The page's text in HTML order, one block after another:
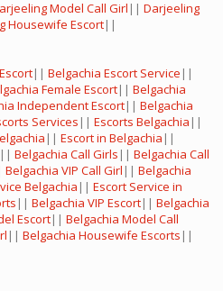
Model Call Girl || Darjeeling
Housewife Escort||
|| Belgachia Escort Service ||
Female Escort|| Belgachia
Independent Escort|| Belgachia
Services || Escorts Belgachia ||
|| Escort in Belgachia ||
|| Belgachia Call Girls || Belgachia Call
Belgachia VIP Call Girl || Belgachia
Belgachia || Escort Service in
|| Belgachia VIP Escort|| Belgachia
Escort|| Belgachia Model Call
|| Belgachia Housewife Escorts ||